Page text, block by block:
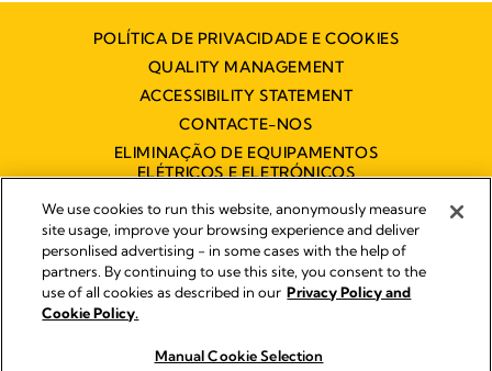
POLÍTICA DE PRIVACIDADE E COOKIES
QUALITY MANAGEMENT
ACCESSIBILITY STATEMENT
CONTACTE-NOS
ELIMINAÇÃO DE EQUIPAMENTOS
ELÉTRICOS E ELETRÓNICOS
DECLARAÇÃO DE ACESSIBILIDADE
Impressum
Legal Notice
We use cookies to run this website, anonymously measure
site usage, improve your browsing experience and deliver
personlised advertising - in some cases with the help of
partners. By continuing to use this site, you consent to the
use of all cookies as described in our Privacy Policy and
Cookie Policy.
Manual Cookie Selection